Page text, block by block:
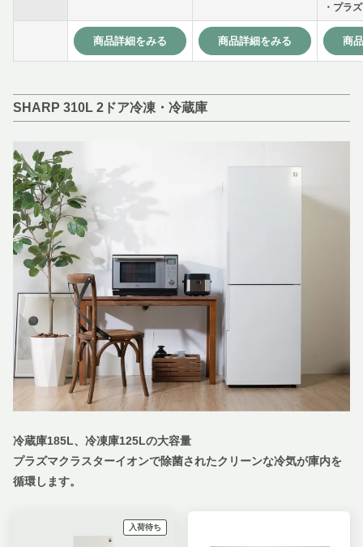
・プラ
商品詳細をみる 商品詳細をみる 商
SHARP 310L 2ドア冷凍・冷蔵庫
冷蔵庫185L、冷凍庫125Lの大容量
プラズマクラスターイオンで除菌されたクリーンな冷気が庫内を
循環します。
入荷待ち